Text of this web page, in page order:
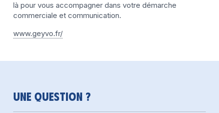
là pour vous accompagner dans votre démarche
commerciale et communication.
www.geyvo.fr/
Une question ?